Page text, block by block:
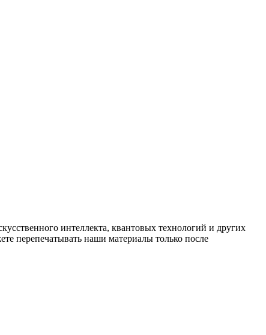
интеллекта, квантовых технологий и других
перепечатывать наши материалы только после